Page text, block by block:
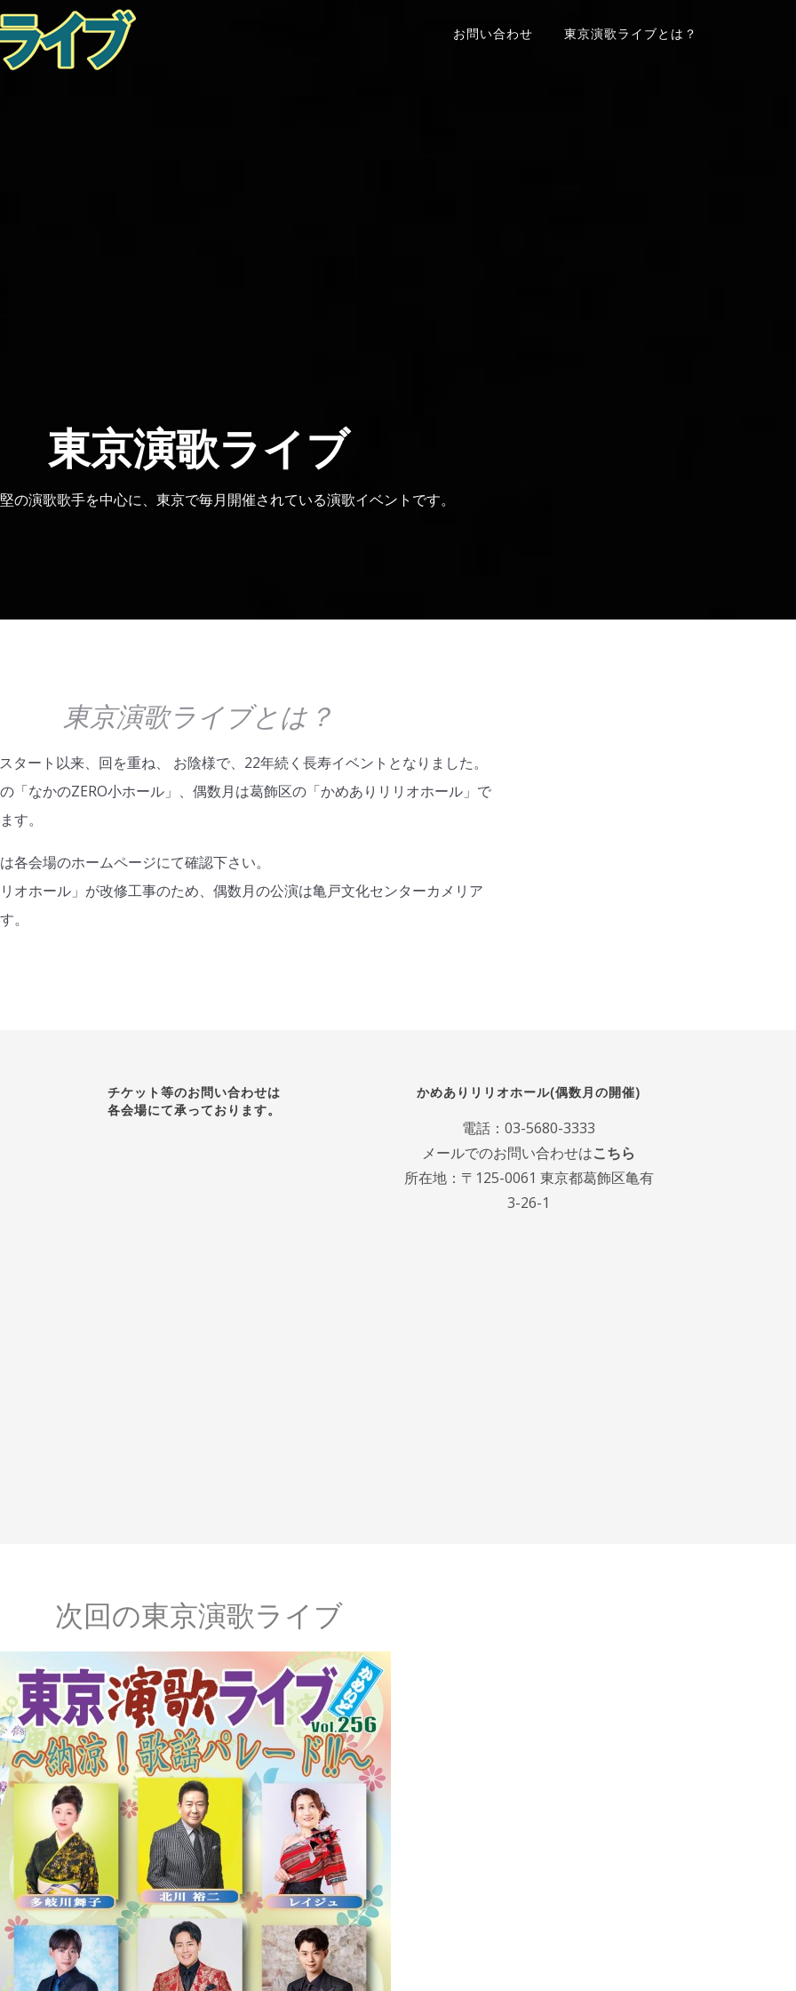
お問い合わせ 東京演歌ライブとは？
東京演歌ライブ
の演歌歌手を中心に、東京で毎月開催されている演歌イベントです。
東京演歌ライブとは？
タート以来、回を重ね、 お陰様で、22年続く長寿イベントとなりました。
「なかのZERO小ホール」、偶数月は葛飾区の「かめありリリオホール」で
す。
各会場のホームページにて確認下さい。
オホール」が改修工事のため、偶数月の公演は亀戸文化センターカメリア
。
チケット等のお問い合わせは
各会場にて承っております。
かめありリリオホール(偶数月の開催)
電話：03-5680-3333
メールでのお問い合わせはこちら
所在地：〒125-0061 東京都葛飾区亀有
3-26-1
次回の東京演歌ライブ